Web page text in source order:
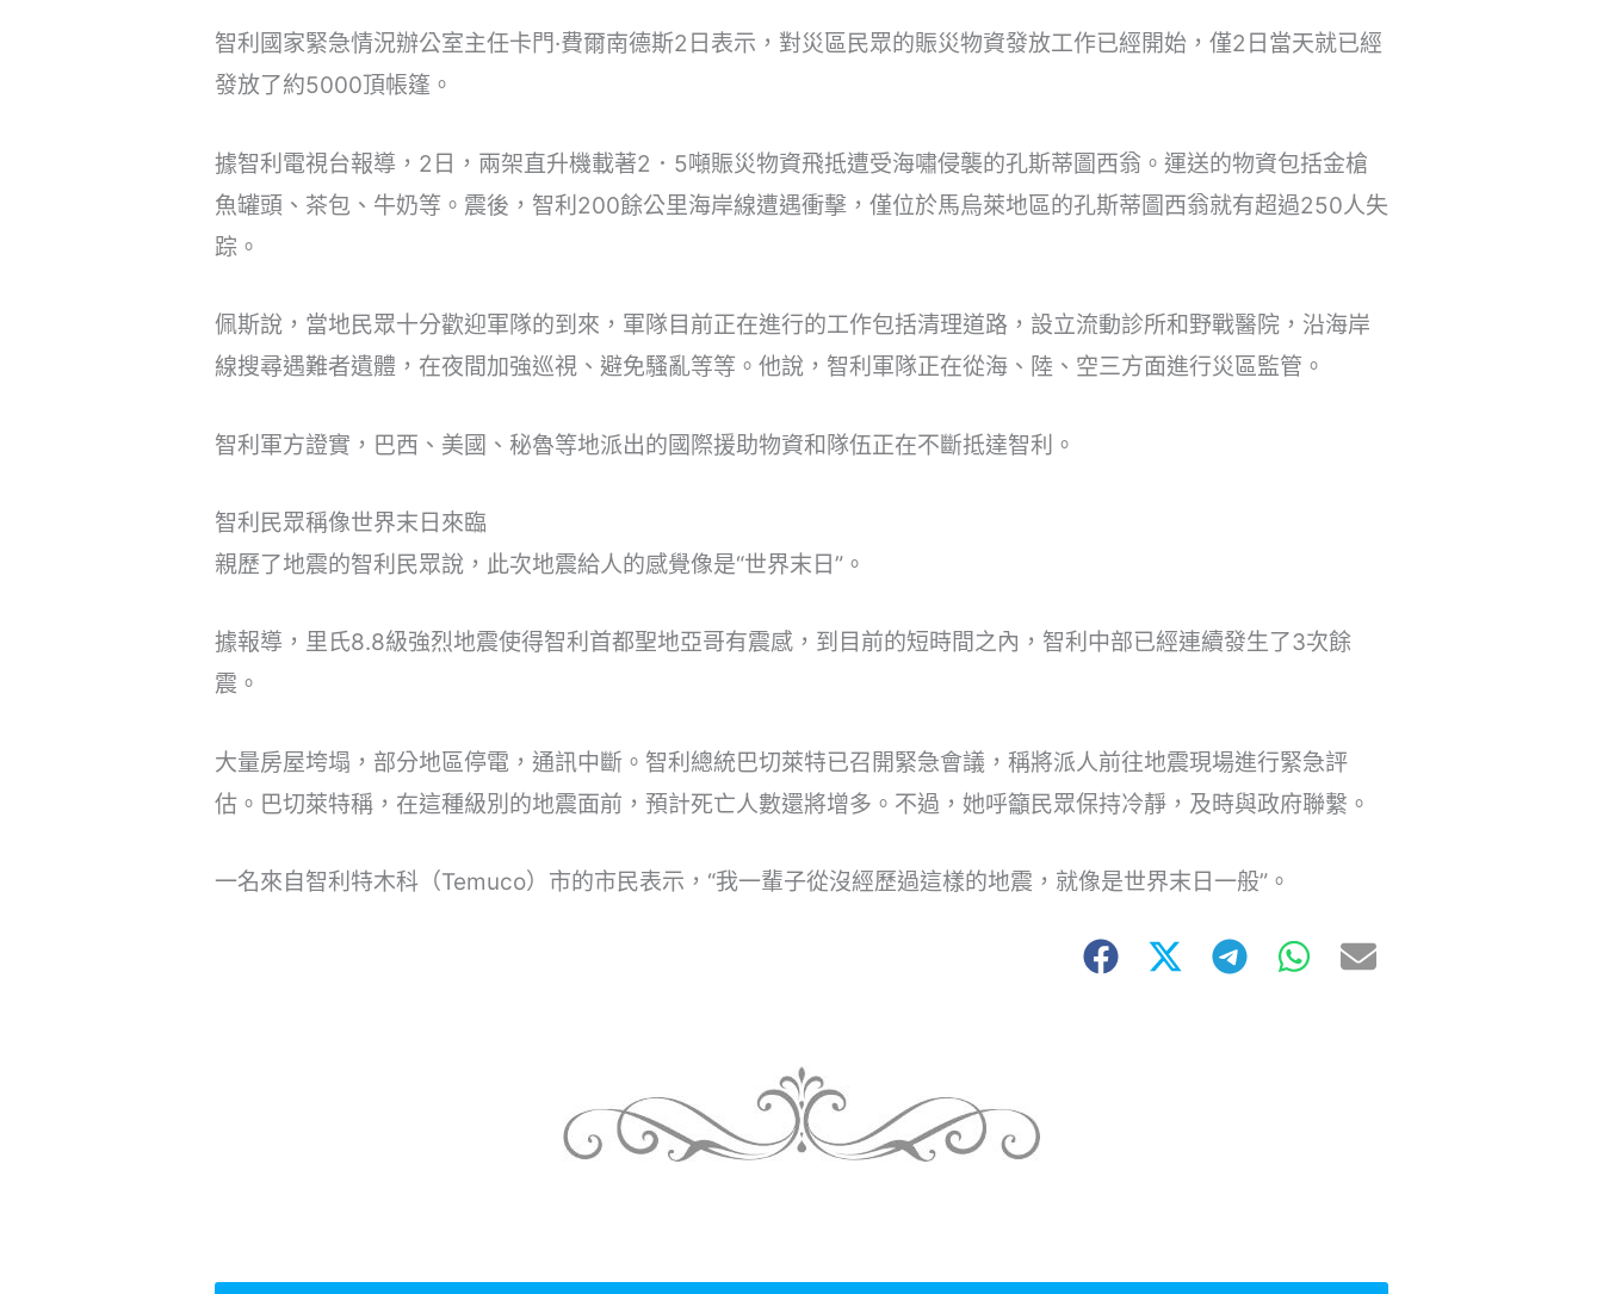
智利國家緊急情況辦公室主任卡門·費爾南德斯2日表示，對災區民眾的賑災物資發放工作已經開始，僅2日當天就已經
發放了約5000頂帳篷。
據智利電視台報導，2日，兩架直升機載著2．5噸賑災物資飛抵遭受海嘯侵襲的孔斯蒂圖西翁。運送的物資包括金槍
魚罐頭、茶包、牛奶等。震後，智利200餘公里海岸線遭遇衝擊，僅位於馬烏萊地區的孔斯蒂圖西翁就有超過250人失
踪。
佩斯說，當地民眾十分歡迎軍隊的到來，軍隊目前正在進行的工作包括清理道路，設立流動診所和野戰醫院，沿海岸
線搜尋遇難者遺體，在夜間加強巡視、避免騷亂等等。他說，智利軍隊正在從海、陸、空三方面進行災區監管。
智利軍方證實，巴西、美國、秘魯等地派出的國際援助物資和隊伍正在不斷抵達智利。
智利民眾稱像世界末日來臨
親歷了地震的智利民眾說，此次地震給人的感覺像是“世界末日”。
據報導，里氏8.8級強烈地震使得智利首都聖地亞哥有震感，到目前的短時間之內，智利中部已經連續發生了3次餘
震。
大量房屋垮塌，部分地區停電，通訊中斷。智利總統巴切萊特已召開緊急會議，稱將派人前往地震現場進行緊急評
估。巴切萊特稱，在這種級別的地震面前，預計死亡人數還將增多。不過，她呼籲民眾保持冷靜，及時與政府聯繫。
一名來自智利特木科（Temuco）市的市民表示，“我一輩子從沒經歷過這樣的地震，就像是世界末日一般”。